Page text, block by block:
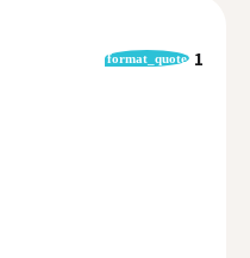
format_quote 1